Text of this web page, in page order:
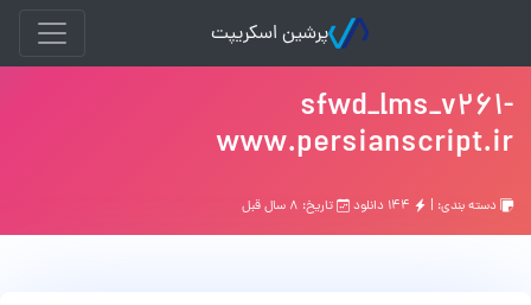
پرشین اسکریپت
sfwd_lms_v261-
www.persianscript.ir
دسته بندی: | تاریخ: ۸ سال قبل